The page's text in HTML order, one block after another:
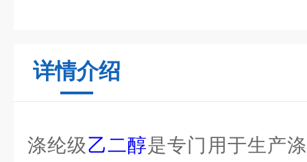
详情介绍
涤纶级乙二醇是专门用于生产